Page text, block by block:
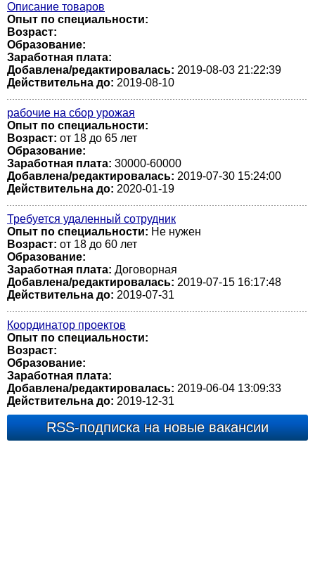
Описание товаров
Опыт по специальности:
Возраст:
Образование:
Заработная плата:
Добавлена/редактировалась: 2019-08-03 21:22:39
Действительна до: 2019-08-10
рабочие на сбор урожая
Опыт по специальности:
Возраст: от 18 до 65 лет
Образование:
Заработная плата: 30000-60000
Добавлена/редактировалась: 2019-07-30 15:24:00
Действительна до: 2020-01-19
Требуется удаленный сотрудник
Опыт по специальности: Не нужен
Возраст: от 18 до 60 лет
Образование:
Заработная плата: Договорная
Добавлена/редактировалась: 2019-07-15 16:17:48
Действительна до: 2019-07-31
Координатор проектов
Опыт по специальности:
Возраст:
Образование:
Заработная плата:
Добавлена/редактировалась: 2019-06-04 13:09:33
Действительна до: 2019-12-31
RSS-подписка на новые вакансии